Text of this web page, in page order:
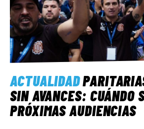
ACTUALIDAD
SIN AVANCES: CUÁNDO
PRÓXIMAS AUDIENCIAS